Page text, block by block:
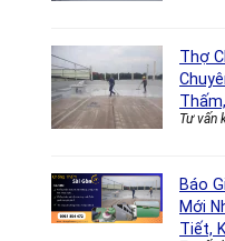
Thợ
Tư vấn
Báo
Mới
Tiết,